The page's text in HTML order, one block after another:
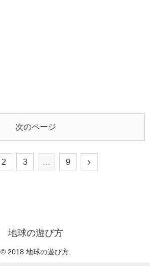
次のページ
2 3 … 9
地球の遊び方
© 2018 地球の遊び方.